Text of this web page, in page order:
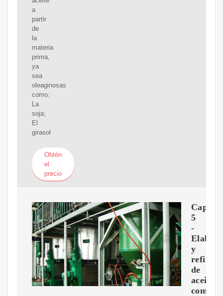
a
partir
de
la
materia
prima,
ya
sea
oleaginosas
como:
La
soja;
El
girasol
Obtén
el
precio
5
-
y
de
aceites